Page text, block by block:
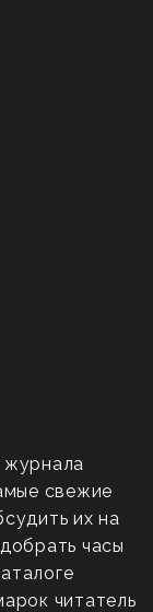
свежие
их на
часы
читатель